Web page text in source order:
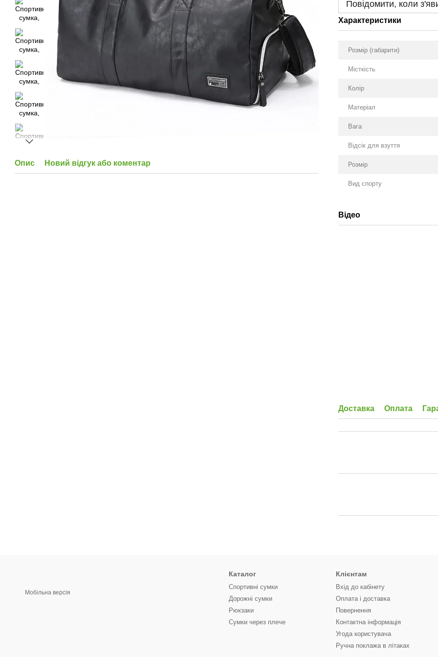
Опис Новий відгук або коментар
Повідомити, коли
Характеристики
Розмір (габарити)
Місткість
Колір
Матеріал
Вага
Відсік для взуття
Розмір
Вид спорту
Відео
Доставка Оплата
Мобільна версія
Каталог
Спортивні сумки
Дорожні сумки
Рюкзаки
Сумки через плече
Клієнтам
Вхід до кабінету
Оплата і доставка
Повернення
Контактна інформація
Угода користувача
Ручна поклажа в літаках